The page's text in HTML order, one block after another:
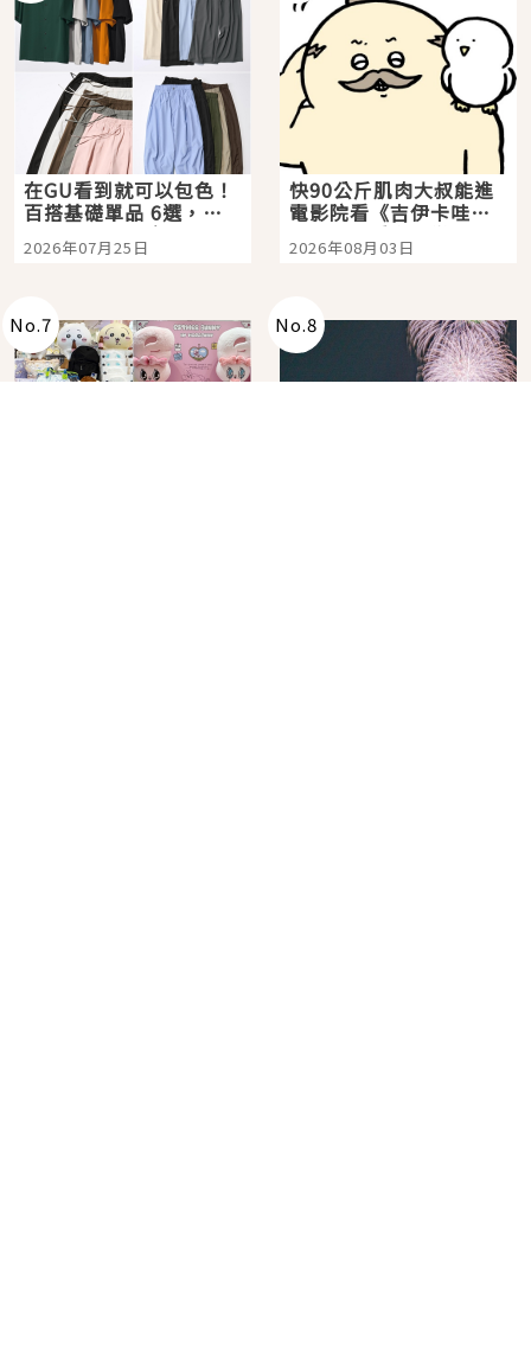
在GU看到就可以包色！
百搭基礎單品 6選，閉
眼全收也不心疼
2026年07月25日
快90公斤肌肉大叔能進
電影院看《吉伊卡哇》
嗎？日本重金屬樂團
「打首」會長與nagano
2026年08月03日
No.7 No.8